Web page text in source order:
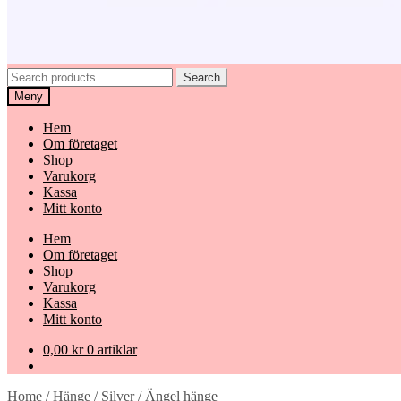
Search
for:
Search
Meny
Hem
Om företaget
Shop
Varukorg
Kassa
Mitt konto
Hem
Om företaget
Shop
Varukorg
Kassa
Mitt konto
0,00 kr 0 artiklar
Home /Hänge / Silver/ Ängel hänge